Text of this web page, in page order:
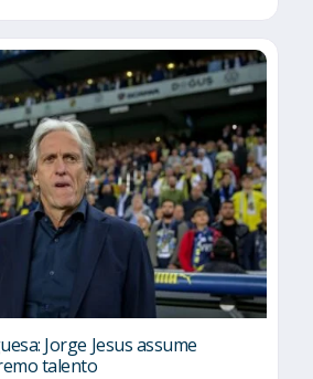
Jorge Jesus assume
talento